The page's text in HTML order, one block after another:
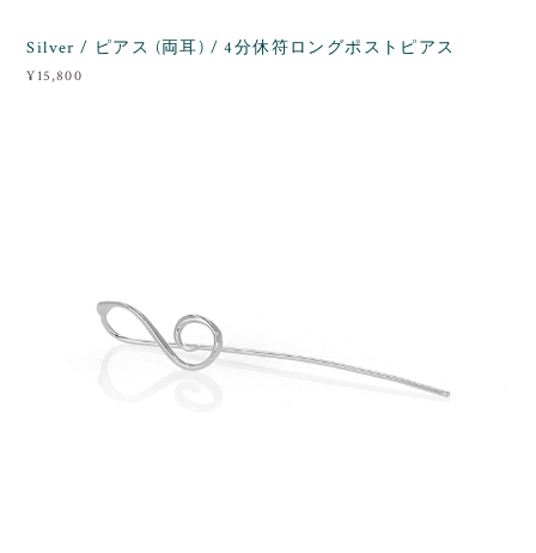
Silver / ピアス (両耳) / 4分休符ロングポストピアス
¥15,800